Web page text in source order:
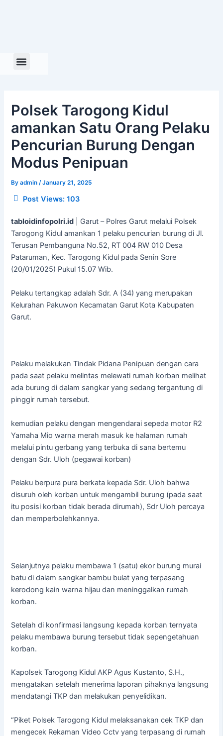
Polsek Tarogong Kidul
amankan Satu Orang Pelaku
Pencurian Burung Dengan
Modus Penipuan
Byadmin /January 21, 2025
Post Views: 103
tabloidinfopolri.id | Garut – Polres Garut melalui Polsek
Tarogong Kidul amankan 1 pelaku pencurian burung di Jl.
Terusan Pembanguna No.52, RT 004 RW 010 Desa
Pataruman, Kec. Tarogong Kidul pada Senin Sore
(20/01/2025) Pukul 15.07 Wib.
Pelaku tertangkap adalah Sdr. A (34) yang merupakan
Kelurahan Pakuwon Kecamatan Garut Kota Kabupaten
Garut.
Pelaku melakukan Tindak Pidana Penipuan dengan cara
pada saat pelaku melintas melewati rumah korban melihat
ada burung di dalam sangkar yang sedang tergantung di
pinggir rumah tersebut.
kemudian pelaku dengan mengendarai sepeda motor R2
Yamaha Mio warna merah masuk ke halaman rumah
melalui pintu gerbang yang terbuka di sana bertemu
dengan Sdr. Uloh (pegawai korban)
Pelaku berpura pura berkata kepada Sdr. Uloh bahwa
disuruh oleh korban untuk mengambil burung (pada saat
itu posisi korban tidak berada dirumah), Sdr Uloh percaya
dan memperbolehkannya.
Selanjutnya pelaku membawa 1 (satu) ekor burung murai
batu di dalam sangkar bambu bulat yang terpasang
kerodong kain warna hijau dan meninggalkan rumah
korban.
Setelah di konfirmasi langsung kepada korban ternyata
pelaku membawa burung tersebut tidak sepengetahuan
korban.
Kapolsek Tarogong Kidul AKP Agus Kustanto, S.H.,
mengatakan setelah menerima laporan pihaknya langsung
mendatangi TKP dan melakukan penyelidikan.
“Piket Polsek Tarogong Kidul melaksanakan cek TKP dan
mengecek Rekaman Video Cctv yang terpasang di rumah